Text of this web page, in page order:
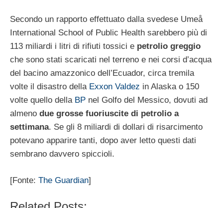
Secondo un rapporto effettuato dalla svedese Umeå
International School of Public Health sarebbero più di
113 miliardi i litri di rifiuti tossici e petrolio greggio
che sono stati scaricati nel terreno e nei corsi d’acqua
del bacino amazzonico dell’Ecuador, circa tremila
volte il disastro della Exxon Valdez in Alaska o 150
volte quello della BP nel Golfo del Messico, dovuti ad
almeno due grosse fuoriuscite di petrolio a
settimana. Se gli 8 miliardi di dollari di risarcimento
potevano apparire tanti, dopo aver letto questi dati
sembrano davvero spiccioli.
[Fonte: The Guardian]